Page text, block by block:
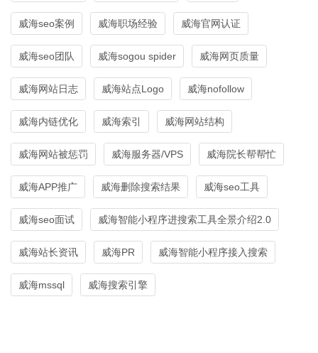
威海seo案例 威海职场经验 威海官网认证
威海seo团队 威海sogou spider 威海网页质量
威海网站日志 威海站点Logo 威海nofollow
威海内链优化 威海索引 威海网站结构
威海网站被惩罚 威海服务器/VPS 威海院长帮帮忙
威海APP推广 威海删除搜索结果 威海seo工具
威海seo面试 威海智能小程序进搜索工具全景介绍2.0
威海站长资讯 威海PR 威海智能小程序接入搜索
威海mssql 威海搜索引擎